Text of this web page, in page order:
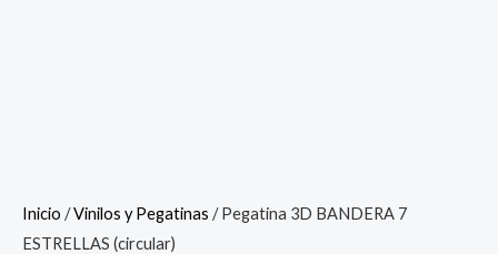
Inicio /Vinilos y Pegatinas / Pegatina 3D BANDERA 7
ESTRELLAS (circular)